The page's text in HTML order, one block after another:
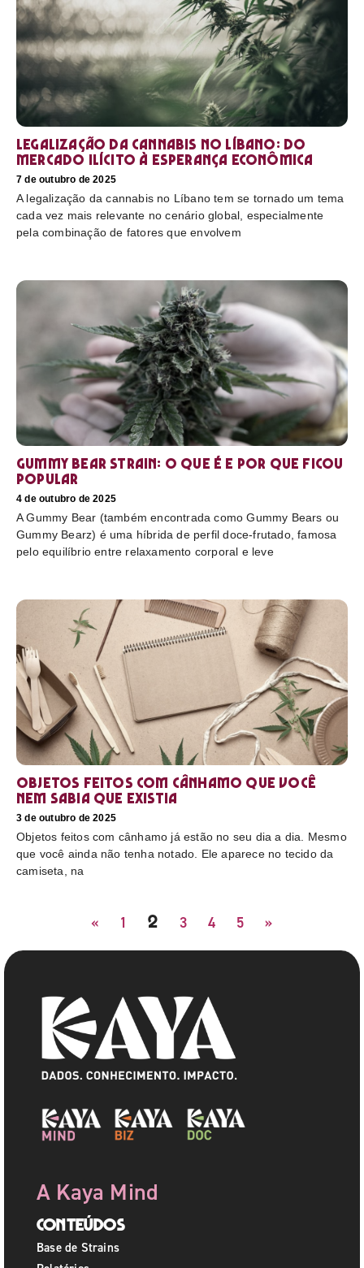
Legalização da cannabis no Líbano: do
mercado ilícito à esperança econômica
7 de outubro de 2025
A legalização da cannabis no Líbano tem se tornado um tema
cada vez mais relevante no cenário global, especialmente
pela combinação de fatores que envolvem
Gummy Bear Strain: o que é e por que ficou
popular
4 de outubro de 2025
A Gummy Bear (também encontrada como Gummy Bears ou
Gummy Bearz) é uma híbrida de perfil doce-frutado, famosa
pelo equilíbrio entre relaxamento corporal e leve
Objetos feitos com cânhamo que você
nem sabia que existia
3 de outubro de 2025
Objetos feitos com cânhamo já estão no seu dia a dia. Mesmo
que você ainda não tenha notado. Ele aparece no tecido da
camiseta, na
« 1 2 3 4 5 »
A Kaya Mind
Conteúdos
Base de Strains